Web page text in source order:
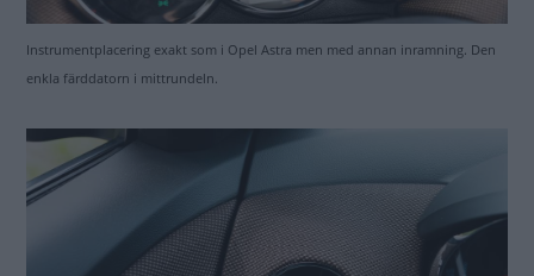
Instrumentplacering exakt som i Opel Astra men med annan inramning. Den
enkla färddatorn i mittrundeln.